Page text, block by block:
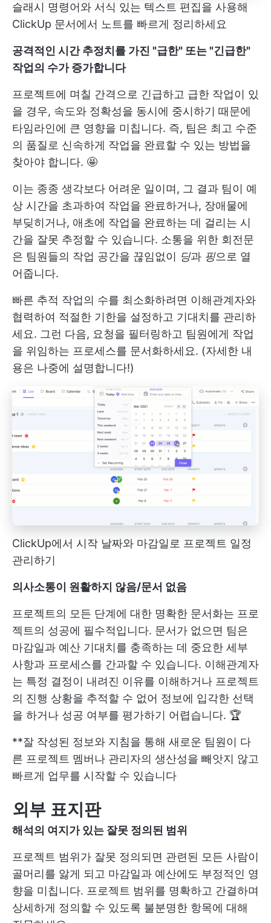
슬래시 명령어와 서식 있는 텍스트 편집을 사용해
ClickUp 문서에서 노트를 빠르게 정리하세요
공격적인 시간 추정치를 가진 "급한" 또는 "긴급한"
작업의 수가 증가합니다
프로젝트에 며칠 간격으로 긴급하고 급한 작업이 있
을 경우, 속도와 정확성을 동시에 중시하기 때문에
타임라인에 큰 영향을 미칩니다. 즉, 팀은 최고 수준
의 품질로 신속하게 작업을 완료할 수 있는 방법을
찾아야 합니다. 🤩
이는 종종 생각보다 어려운 일이며, 그 결과 팀이 예
상 시간을 초과하여 작업을 완료하거나, 장애물에
부딪히거나, 애초에 작업을 완료하는 데 걸리는 시
간을 잘못 추정할 수 있습니다. 소통을 위한 회전문
은 팀원들의 작업 공간을 끊임없이 딩과 핑으로 열
어줍니다.
빠른 추적 작업의 수를 최소화하려면 이해관계자와
협력하여 적절한 기한을 설정하고 기대치를 관리하
세요. 그런 다음, 요청을 필터링하고 팀원에게 작업
을 위임하는 프로세스를 문서화하세요. (자세한 내
용은 나중에 설명합니다!)
ClickUp에서 시작 날짜와 마감일로 프로젝트 일정
관리하기
의사소통이 원활하지 않음/문서 없음
프로젝트의 모든 단계에 대한 명확한 문서화는 프로
젝트의 성공에 필수적입니다. 문서가 없으면 팀은
마감일과 예산 기대치를 충족하는 데 중요한 세부
사항과 프로세스를 간과할 수 있습니다. 이해관계자
는 특정 결정이 내려진 이유를 이해하거나 프로젝트
의 진행 상황을 추적할 수 없어 정보에 입각한 선택
을 하거나 성공 여부를 평가하기 어렵습니다. 🏆
**잘 작성된 정보와 지침을 통해 새로운 팀원이 다
른 프로젝트 멤버나 관리자의 생산성을 빼앗지 않고
빠르게 업무를 시작할 수 있습니다
외부 표지판
해석의 여지가 있는 잘못 정의된 범위
프로젝트 범위가 잘못 정의되면 관련된 모든 사람이
골머리를 앓게 되고 마감일과 예산에도 부정적인 영
향을 미칩니다. 프로젝트 범위를 명확하고 간결하며
상세하게 정의할 수 있도록 불분명한 항목에 대해